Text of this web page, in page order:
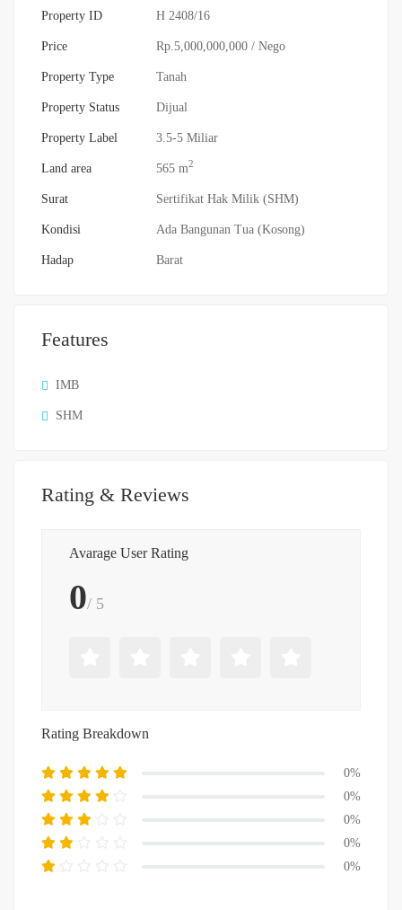
Property ID H 2408/16
Price Rp.5,000,000,000 / Nego
Property Type Tanah
Property Status Dijual
Property Label 3.5-5 Miliar
Land area 565 m2
Surat Sertifikat Hak Milik (SHM)
Kondisi Ada Bangunan Tua (Kosong)
Hadap Barat
Features
IMB
SHM
Rating & Reviews
Avarage User Rating
0/ 5
Rating Breakdown
0%
0%
0%
0%
0%